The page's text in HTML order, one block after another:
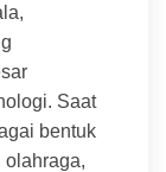
Saat
bentuk
olahraga,